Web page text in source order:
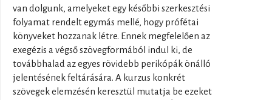
van dolgunk, amelyeket egy későbbi szerkesztési
folyamat rendelt egymás mellé, hogy prófétai
könyveket hozzanak létre. Ennek megfelelően az
exegézis a végső szövegformából indul ki, de
továbbhalad az egyes rövidebb perikópák önálló
jelentésének feltárására. A kurzus konkrét
szövegek elemzésén keresztül mutatja be ezeket